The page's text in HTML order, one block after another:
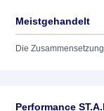
Meistgehandelt
Die
Performance